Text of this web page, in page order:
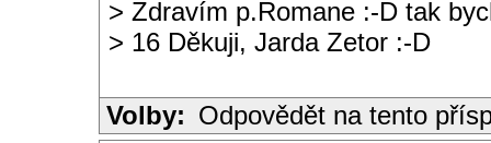
> Zdravím p.Romane :-D tak
> 16 Děkuji, Jarda Zetor :-D
Volby: Odpovědět na tento